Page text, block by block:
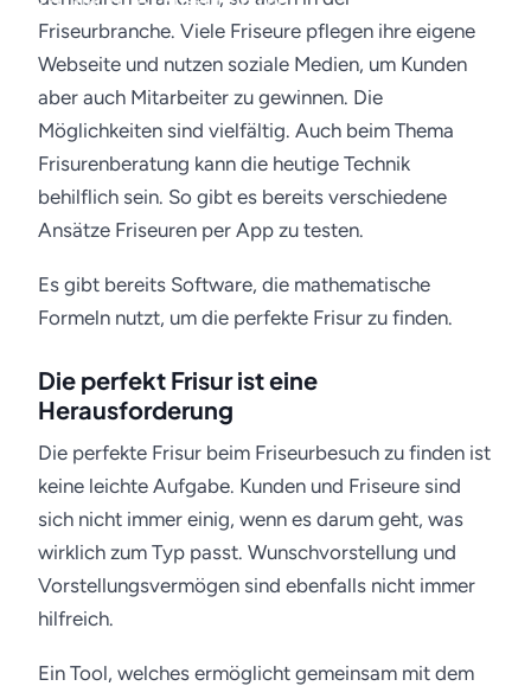
Friseurbranche. Viele Friseure pflegen ihre eigene
Webseite und nutzen soziale Medien, um Kunden
aber auch Mitarbeiter zu gewinnen. Die
Möglichkeiten sind vielfältig. Auch beim Thema
Frisurenberatung kann die heutige Technik
behilflich sein. So gibt es bereits verschiedene
Ansätze Friseuren per App zu testen.
Es gibt bereits Software, die mathematische
Formeln nutzt, um die perfekte Frisur zu finden.
Die perfekt Frisur ist eine
Herausforderung
Die perfekte Frisur beim Friseurbesuch zu finden ist
keine leichte Aufgabe. Kunden und Friseure sind
sich nicht immer einig, wenn es darum geht, was
wirklich zum Typ passt. Wunschvorstellung und
Vorstellungsvermögen sind ebenfalls nicht immer
hilfreich.
Ein Tool, welches ermöglicht gemeinsam mit dem